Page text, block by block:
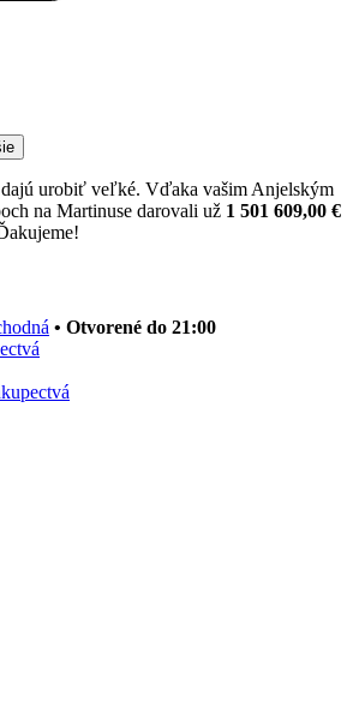
urobiť veľké. Vďaka vašim Anjelským
na Martinuse darovali už 1 501 609,00 €
• Otvorené do 21:00